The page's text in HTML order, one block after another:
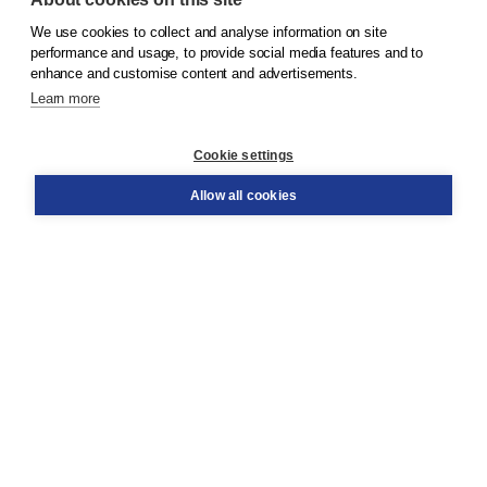
© 2026Koninklijke Boom uitgevers
Order
We use cookies to collect and analyse information on site
performance and usage, to provide social media features and to
enhance and customise content and advertisements.
Learn more
Cookie settings
Allow all cookies